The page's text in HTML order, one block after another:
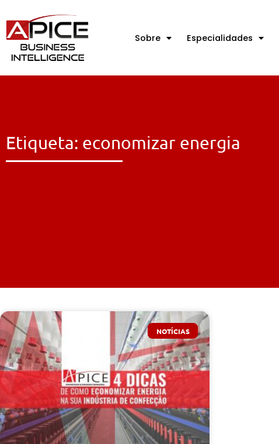
Sobre Especialidades
Etiqueta: economizar energia
NOTÍCIAS